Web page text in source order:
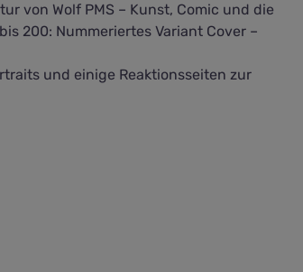
von Wolf PMS – Kunst, Comic und die
200: Nummeriertes Variant Cover –
und einige Reaktionsseiten zur